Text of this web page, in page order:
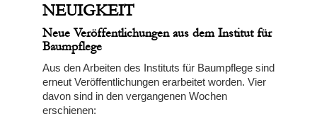
NEUIGKEIT
Neue Veröffentlichungen aus dem Institut für
Baumpflege
Aus den Arbeiten des Instituts für Baumpflege sind
erneut Veröffentlichungen erarbeitet worden. Vier
davon sind in den vergangenen Wochen
erschienen: